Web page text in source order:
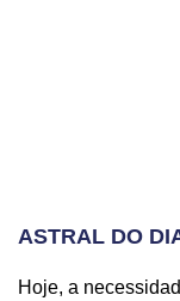
ASTRAL DO
Hoje, a